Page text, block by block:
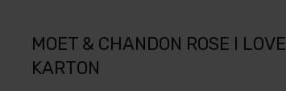
MOET & CHANDON ROSE I
KARTON